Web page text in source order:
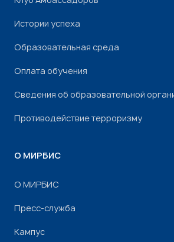
Истории успеха
Образовательная среда
Оплата обучения
Сведения об образовательной
Противодействие терроризму
О МИРБИС
О МИРБИС
Пресс-служба
Кампус